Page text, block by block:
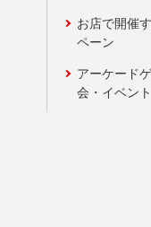
お店で開催
ペーン
アーケード
会・イベン